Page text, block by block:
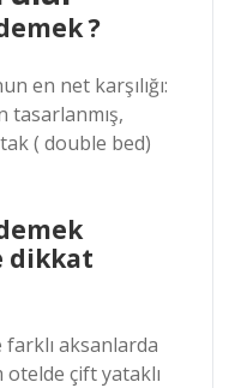
?
en net karşılığı:
tasarlanmış,
( double bed)
dikkat
aksanlarda
çift yataklı